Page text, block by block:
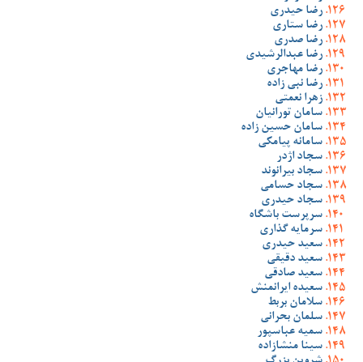
رضا حیدری
رضا ستاری
رضا صدری
رضا عبدالرشیدی
رضا مهاجری
رضا نبی زاده
زهرا نعمتی
سامان تورانیان
سامان حسین زاده
سامانه پیامکی
سجاد اژدر
سجاد بیرانوند
سجاد حسامی
سجاد حیدری
سرپرست باشگاه
سرمایه گذاری
سعید حیدری
سعید دقیقی
سعید صادقی
سعیده ایرانمنش
سلامان بربط
سلمان بحرانی
سمیه عباسپور
سینا منشازاده